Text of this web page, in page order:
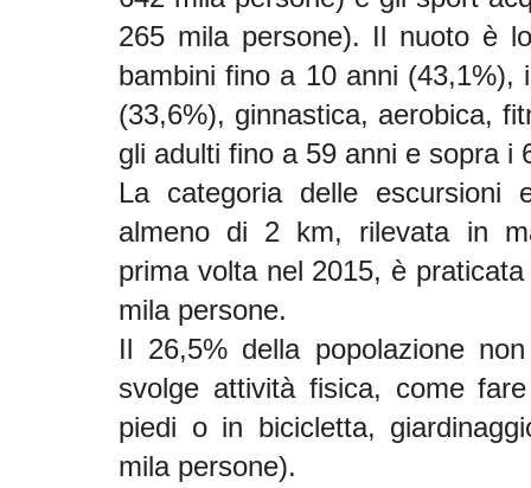
265 mila persone). Il nuoto è
bambini fino a 10 anni (43,1%),
(33,6%), ginnastica, aerobica,
gli adulti fino a 59 anni e sopra i
La categoria delle escursioni
almeno di 2 km, rilevata in
prima volta nel 2015, è
mila persone.
Il 26,5% della popolazione
svolge attività fisica, come
piedi o in bicicletta,
mila persone).